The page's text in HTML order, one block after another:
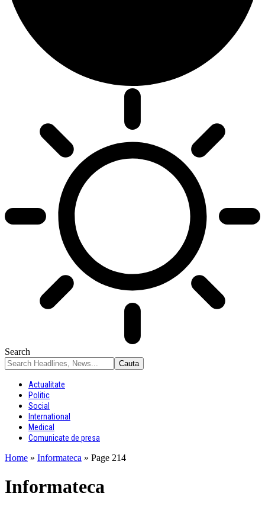
Search
Actualitate
Politic
Social
International
Medical
Comunicate de presa
Home » Informateca » Page 214
Informateca